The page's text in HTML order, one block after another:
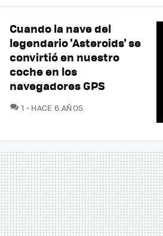
Cuando la nave del
legendario 'Asteroids' se
convirtió en nuestro
coche en los
navegadores GPS
1 COMENTARIOS
HACE 6 AÑOS